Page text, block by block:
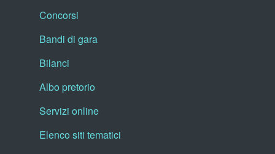
Concorsi
Bandi di gara
Bilanci
Albo pretorio
Servizi online
Elenco siti tematici